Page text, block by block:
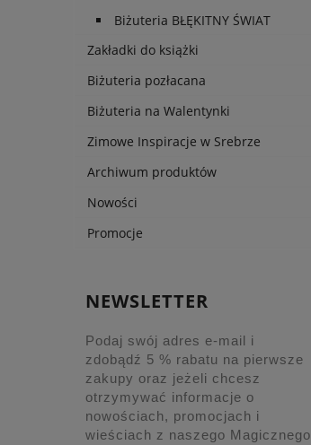
Biżuteria BŁĘKITNY ŚWIAT
Zakładki do książki
Biżuteria pozłacana
Biżuteria na Walentynki
Zimowe Inspiracje w Srebrze
Archiwum produktów
Nowości
Promocje
NEWSLETTER
Podaj swój adres e-mail i
zdobądź 5 % rabatu na pierwsze
zakupy oraz jeżeli chcesz
otrzymywać informacje o
nowościach, promocjach i
wieściach z naszego Magicznego